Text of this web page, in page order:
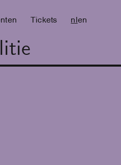
Tickets nl en